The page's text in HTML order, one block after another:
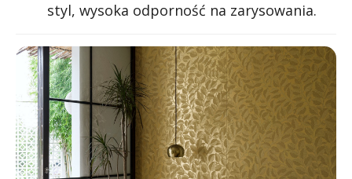
styl, wysoka odporność na zarysowania.